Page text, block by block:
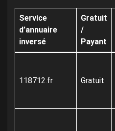
Service
d’annuaire
inversé
Gratuit
/
Payant
118712.fr Gratuit